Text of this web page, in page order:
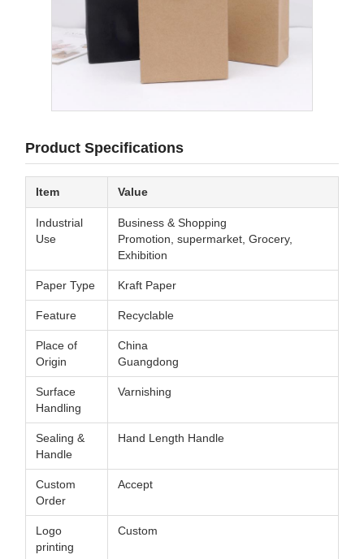
Product Specifications
Item Value
Industrial
Use
Business & Shopping
Promotion, supermarket, Grocery,
Exhibition
Paper Type Kraft Paper
Feature Recyclable
Place of
Origin
China
Guangdong
Surface
Handling
Varnishing
Sealing &
Handle
Hand Length Handle
Custom
Order
Accept
Logo
printing
Custom